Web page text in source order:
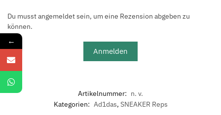
Du musst angemeldet sein, um eine Rezension abgeben zu
können.
Anmelden
Artikelnummer: n. v.
Kategorien: Ad1das, SNEAKER Reps
←